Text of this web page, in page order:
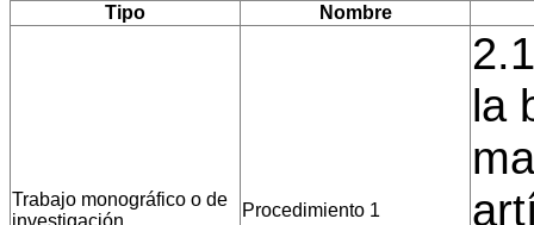
Tipo Nombre
Trabajo monográfico o de
investigación
Procedimiento 1
la